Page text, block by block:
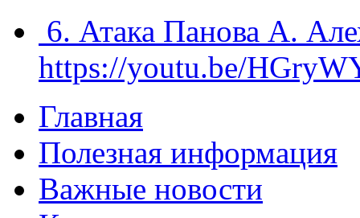
6. Атака Панова А.
https://youtu.be/
Главная
Полезная информация
Важные новости